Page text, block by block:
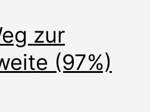
zur
(97%)